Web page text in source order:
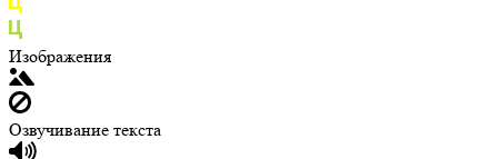
Изображения
Озвучивание текста